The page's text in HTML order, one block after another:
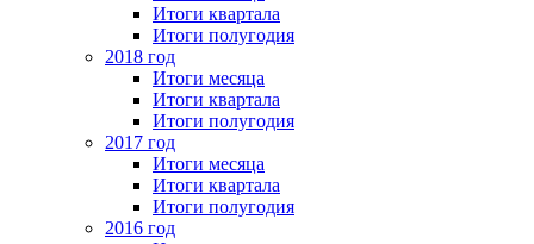
Итоги квартала
Итоги полугодия
2018 год
Итоги месяца
Итоги квартала
Итоги полугодия
2017 год
Итоги месяца
Итоги квартала
Итоги полугодия
2016 год